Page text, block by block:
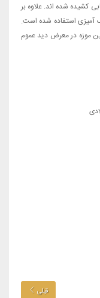
کشیده شده اند. علاوه بر
آمیزی استفاده شده است.
این پارچ لعابی و موش شکل در گالری ۴۵۲ این موزه در معرض دید عموم
قبلی